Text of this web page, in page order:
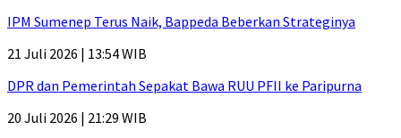
IPM Sumenep Terus Naik, Bappeda Beberkan Strateginya
21 Juli 2026 | 13:54 WIB
DPR dan Pemerintah Sepakat Bawa RUU PFII ke Paripurna
20 Juli 2026 | 21:29 WIB